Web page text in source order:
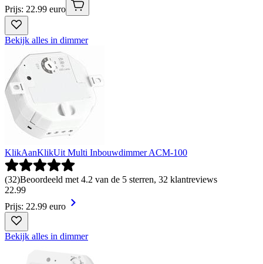
Prijs: 22.99 euro
Bekijk alles in dimmer
KlikAanKlikUit Multi Inbouwdimmer ACM-100
(32)Beoordeeld met 4.2 van de 5 sterren, 32 klantreviews
22.99
Prijs: 22.99 euro
Bekijk alles in dimmer